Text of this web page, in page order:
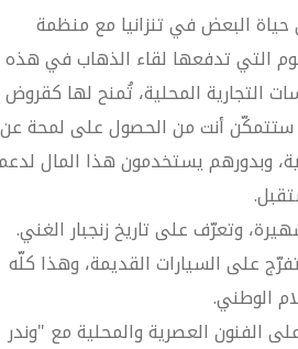
البعض في تنزانيا مع منظمة
التي تدفعها لقاء الذهاب في هذه
التجارية المحلية، تُمنح لها كقروض
ستتمكّن أنت من الحصول على لمحة عن
وبدورهم يستخدمون هذا المال
وتعرّف على تاريخ زنجبار الغني.
على السيارات القديمة، وهذا كلّه
الوطني.
الفنون العصرية والمحلية مع "وندر